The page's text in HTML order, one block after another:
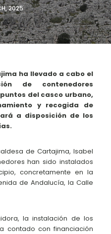
2025
ha llevado a cabo el
de contenedores
del casco urbano,
y recogida de
a disposición de los
de Cartajima, Isabel
han sido instalados
concretamente en la
de Andalucía, la Calle
la instalación de los
contado con financiación